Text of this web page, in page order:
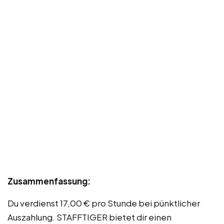
Zusammenfassung:
Du verdienst 17,00 € pro Stunde bei pünktlicher
Auszahlung. STAFFTIGER bietet dir einen